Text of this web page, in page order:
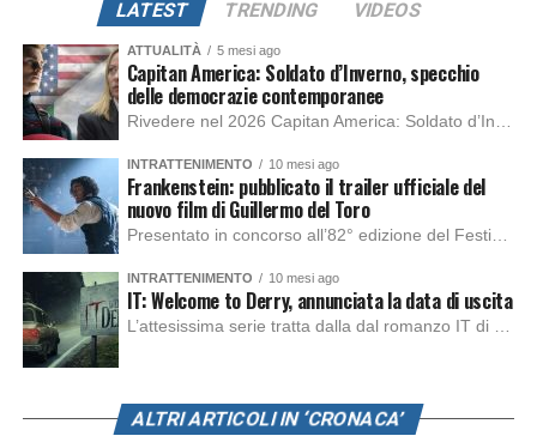
LATEST TRENDING VIDEOS
ATTUALITÀ 5 mesi ago
Capitan America: Soldato d’Inverno, specchio
delle democrazie contemporanee
INTRATTENIMENTO 10 mesi ago
Frankenstein: pubblicato il trailer ufficiale del
nuovo film di Guillermo del Toro
INTRATTENIMENTO 10 mesi ago
IT: Welcome to Derry, annunciata la data di uscita
ALTRI ARTICOLI IN ‘CRONACA’